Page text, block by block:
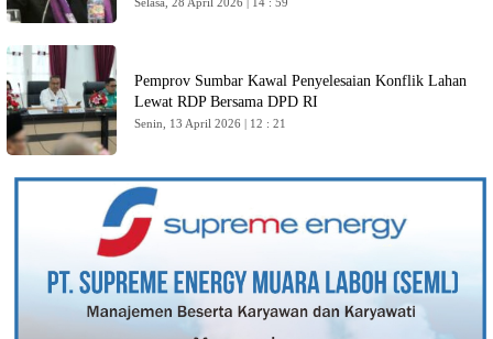
Pemprov Sumbar Kawal Penyelesaian Konflik Lahan
Lewat RDP Bersama DPD RI
Senin, 13 April 2026 | 12 : 21